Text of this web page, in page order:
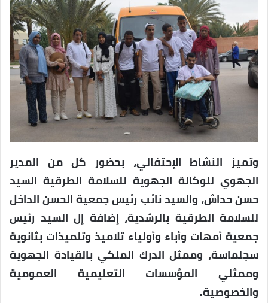
وتميز النشاط الإحتفالي، بحضور كل من المدير
الجهوي للوكالة الجهوية للسلامة الطرقية السيد
حسن حداش، والسيد نائب رئيس جمعية الحسن الداخل
للسلامة الطرقية بالرشدية، إضافة إل السيد رئيس
جمعية أمهات وأباء وأولياء تلاميذ وتلميذات بثانوية
سجلماسة، وممثل الدرك الملكي بالقيادة الجهوية
وممثلي المؤسسات التعليمية العمومية
والخصوصية.